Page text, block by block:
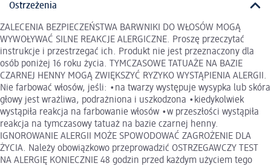
Ostrzeżenia
ZALECENIA BEZPIECZEŃSTWA BARWNIKI DO WŁOSÓW MOGĄ
WYWOŁYWAĆ SILNE REAKCJE ALERGICZNE. Proszę przeczytać
instrukcje i przestrzegać ich. Produkt nie jest przeznaczony dla
osób poniżej 16 roku życia. TYMCZASOWE TATUAŻE NA BAZIE
CZARNEJ HENNY MOGĄ ZWIĘKSZYĆ RYZYKO WYSTĄPIENIA ALERGII.
Nie farbować włosów, jeśli: •na twarzy występuje wysypka lub skóra
głowy jest wrażliwa, podrażniona i uszkodzona •kiedykolwiek
wystąpiła reakcja na farbowanie włosów •w przeszłości wystąpiła
reakcja na tymczasowy tatuaż na bazie czarnej henny.
IGNOROWANIE ALERGII MOŻE SPOWODOWAĆ ZAGROŻENIE DLA
ŻYCIA. Należy obowiązkowo przeprowadzić OSTRZEGAWCZY TEST
NA ALERGIĘ KONIECZNIE 48 godzin przed każdym użyciem tego